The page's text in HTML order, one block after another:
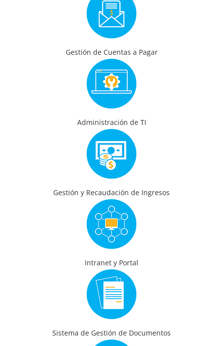
Gestión de Cuentas a Pagar
Administración de TI
Gestión y Recaudación de Ingresos
Intranet y Portal
Sistema de Gestión de Documentos